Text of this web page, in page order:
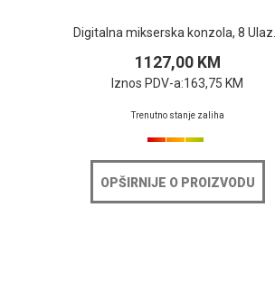
Digitalna mikserska konzola, 8 Ulaz...
1127,00 KM
Iznos PDV-a:163,75 KM
Trenutno stanje zaliha
OPŠIRNIJE O PROIZVODU